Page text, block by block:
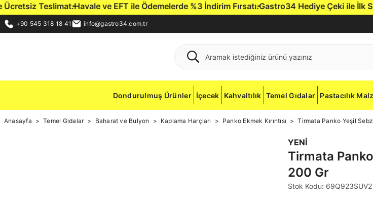
Teslimat.Havale ve EFT ile Ödemelerde %3 İndirim Fırsatı.Gastro34 Hediye Çeki ile İlk
+90 545 318 18 41 info@gastro34.com.tr
Dondurulmuş Ürünler İçecek Kahvaltılık Temel Gıdalar Pastacılık
Anasayfa Temel Gıdalar Baharat ve Bulyon Kaplama Harçları Panko Ekmek Kırıntısı Tirmata Panko Yeşil
YENİ
Tirmata
200 Gr
Stok Kodu: 69Q923SUV2